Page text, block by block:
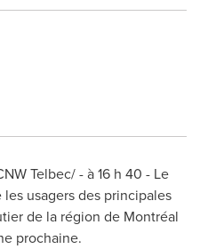
Telbec/ - à 16 h 40 - Le
usagers des principales
de la région de Montréal
prochaine.